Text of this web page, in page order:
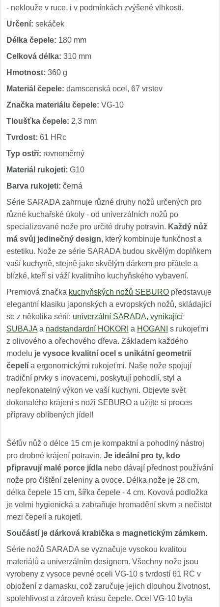
- neklouže v ruce, i v podmínkách zvýšené vlhkosti.
Určení: sekáček
Délka čepele: 180 mm
Celková délka: 310 mm
Hmotnost: 360 g
Materiál čepele: damscenská ocel, 67 vrstev
Značka materiálu čepele: VG-10
Tloušťka čepele: 2,3 mm
Tvrdost: 61 HRc
Typ ostří: rovnoměrný
Materiál rukojeti: G10
Barva rukojeti: černá
Série SARADA zahrnuje různé druhy nožů určených pro
různé kuchařské úkoly - od univerzálních nožů po
specializované nože pro určité druhy potravin. Každý nůž
má svůj jedinečný design, který kombinuje funkčnost a
estetiku. Nože ze série SARADA budou skvělým doplňkem
vaší kuchyně, stejně jako skvělým dárkem pro přátele a
blízké, kteří si váží kvalitního kuchyňského vybavení.
Premiová značka kuchyňských nožů SEBURO představuje
elegantní klasiku japonských a evropských nožů, skládající
se z několika sérií: univerzální SARADA, vynikající
SUBAJA a nadstandardní HOKORI a HOGANI
s rukojeťmi
z olivového a ořechového dřeva. Základem každého
modelu je vysoce kvalitní ocel s unikátní geometrií
čepelí a ergonomickými rukojeťmi. Naše nože spojují
tradiční prvky s inovacemi, poskytují pohodlí, styl a
nepřekonatelný výkon ve vaší kuchyni. Objevte svět
dokonalého krájení s noži SEBURO a užijte si proces
přípravy oblíbených jídel!
Šéfův nůž o délce 15 cm je kompaktní a pohodlný nástroj
pro drobné krájení potravin. Je ideální pro ty, kdo
připravují malé porce jídla nebo dávají přednost používání
nože pro čištění zeleniny a ovoce. Délka nože je 28 cm,
délka čepele 15 cm, šířka čepele - 4 cm. Kovová podložka
je velmi hygienická a zabraňuje hromadění skvrn a nečistot
mezi čepelí a rukojetí.
Součástí je dárková krabička s magnetickým zámkem.
Série nožů SARADA se vyznačuje vysokou kvalitou
materiálů a univerzálním designem. Všechny nože jsou
vyrobeny z vysoce pevné oceli VG-10 s tvrdostí 61 RC v
obložení z damasku, což zaručuje jejich dlouhou životnost,
spolehlivost a zároveň krásu čepele. Ocel VG-10 byla